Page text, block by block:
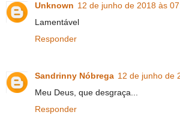
Unknown 12 de junho de 2018 às
Lamentável
Responder
Sandrinny Nóbrega 12 de junho de
Meu Deus, que desgraça...
Responder